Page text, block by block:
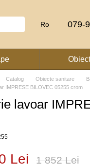
Ro 079-
Catalog Obiecte sanitare
IMPRESE BILOVEC 05255 crom
lavoar
Lei 1 852 Lei